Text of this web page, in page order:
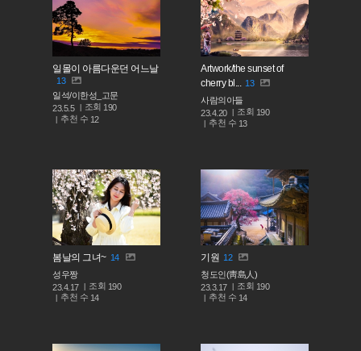
일몰이 아름다운던 어느날
13
일석/이한성_고문
23.5.5
조회 190
추천 수 12
Artwork/the sunset of
cherry bl...
13
사람의아들
23.4.20
조회 190
추천 수 13
봄날의 그녀~ 14
성우짱
23.4.17
조회 190
추천 수 14
기원 12
청도인(靑島人)
23.3.17
조회 190
추천 수 14